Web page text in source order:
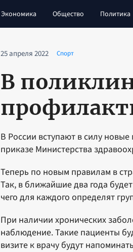
Экономика Общество Политика
25 апреля 2022 Спорт
В
В России вступают в силу
приказе Министерства
Теперь по новым правилам в
Так, в ближайшие два года
чего для каждого определят
При наличии хронических
наблюдение. Такие пациенты
визите к врачу будут